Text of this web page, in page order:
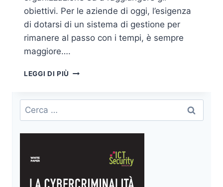
obiettivi. Per le aziende di oggi, l’esigenza
di dotarsi di un sistema di gestione per
rimanere al passo con i tempi, è sempre
maggiore….
LEGGI DI PIÙ SISTEMA
DELL’AI
L’INTEGRAZIONE
CON
Ricerca
per: